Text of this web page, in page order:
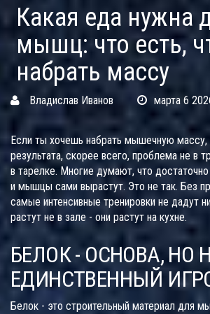
Какая еда нужна
мышц: что есть,
набрать массу
Владислав Иванов марта 6
Если ты хочешь набрать мышечную массу,
результата, скорее всего, проблема не в
в тарелке. Многие думают, что
и мышцы сами вырастут. Это не так. Без
самые интенсивные тренировки не дадут
растут не в зале - они растут на кухне.
БЕЛОК - ОСНОВА, НО
ЕДИНСТВЕННЫЙ
Белок - это строительный материал для